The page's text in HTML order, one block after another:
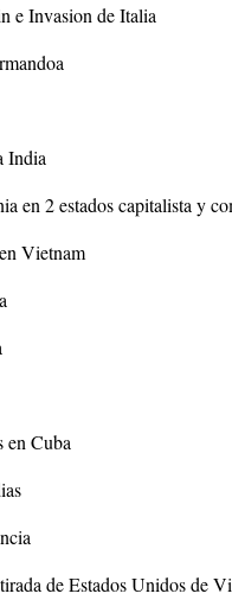
e Invasion de Italia
India
en 2 estados capitalista y
Vietnam
en Cuba
de Estados Unidos de